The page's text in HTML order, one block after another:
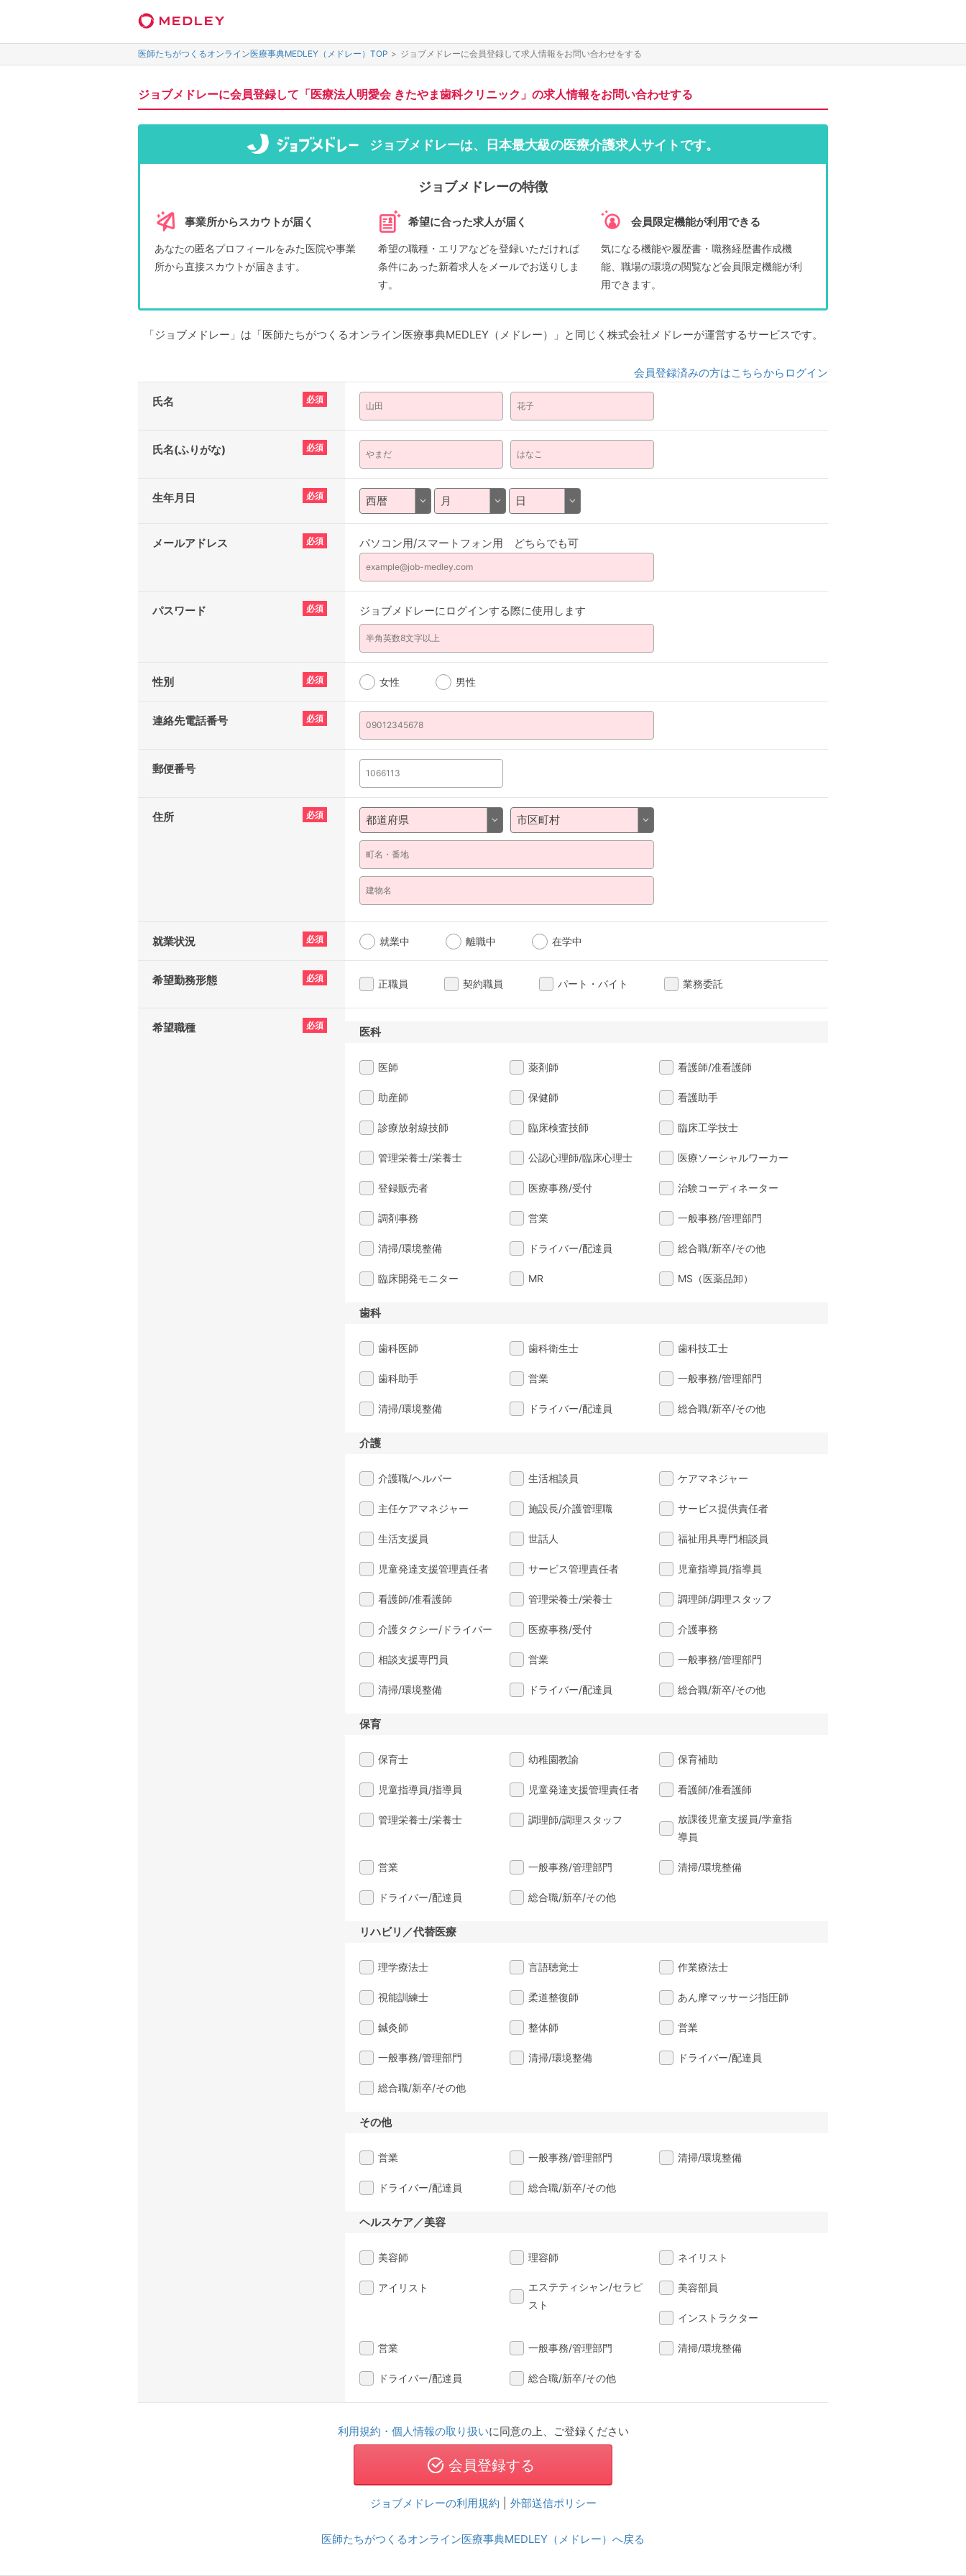
医師たちがつくるオンライン医療事典MEDLEY（メドレー）TOP > ジョブメドレーに会員登録して求人情報をお問い合わせをする
ジョブメドレーに会員登録して「医療法人明愛会 きたやま歯科クリニック」の求人情報をお問い合わせする
ジョブメドレーは、日本最大級の医療介護求人サイトです。
ジョブメドレーの特徴
事業所からスカウトが届く
あなたの匿名プロフィールをみた医院や事業
所から直接スカウトが届きます。
希望に合った求人が届く
希望の職種・エリアなどを登録いただければ
条件にあった新着求人をメールでお送りしま
す。
会員限定機能が利用できる
気になる機能や履歴書・職務経歴書作成機
能、職場の環境の閲覧など会員限定機能が利
用できます。
「ジョブメドレー」は「医師たちがつくるオンライン医療事典MEDLEY（メドレー）」と同じく株式会社メドレーが運営するサービスです。
会員登録済みの方はこちらからログイン
氏名 必須
氏名(ふりがな) 必須
生年月日 必須
メールアドレス 必須 パソコン用/スマートフォン用 どちらでも可
パスワード 必須 ジョブメドレーにログインする際に使用します
性別 必須 女性 男性
連絡先電話番号 必須
郵便番号
住所 必須
就業状況 必須 就業中 離職中 在学中
希望勤務形態 必須 正職員 契約職員 パート・バイト 業務委託
希望職種 必須 医科
医師 薬剤師 看護師/准看護師
助産師 保健師 看護助手
診療放射線技師 臨床検査技師 臨床工学技士
管理栄養士/栄養士 公認心理師/臨床心理士 医療ソーシャルワーカー
登録販売者 医療事務/受付 治験コーディネーター
調剤事務 営業 一般事務/管理部門
清掃/環境整備 ドライバー/配達員 総合職/新卒/その他
臨床開発モニター MR MS（医薬品卸）
歯科
歯科医師 歯科衛生士 歯科技工士
歯科助手 営業 一般事務/管理部門
清掃/環境整備 ドライバー/配達員 総合職/新卒/その他
介護
介護職/ヘルパー 生活相談員 ケアマネジャー
主任ケアマネジャー 施設長/介護管理職 サービス提供責任者
生活支援員 世話人 福祉用具専門相談員
児童発達支援管理責任者 サービス管理責任者 児童指導員/指導員
看護師/准看護師 管理栄養士/栄養士 調理師/調理スタッフ
介護タクシー/ドライバー 医療事務/受付 介護事務
相談支援専門員 営業 一般事務/管理部門
清掃/環境整備 ドライバー/配達員 総合職/新卒/その他
保育
保育士 幼稚園教諭 保育補助
児童指導員/指導員 児童発達支援管理責任者 看護師/准看護師
管理栄養士/栄養士 調理師/調理スタッフ
放課後児童支援員/学童指
導員
営業 一般事務/管理部門 清掃/環境整備
ドライバー/配達員 総合職/新卒/その他
リハビリ／代替医療
理学療法士 言語聴覚士 作業療法士
視能訓練士 柔道整復師 あん摩マッサージ指圧師
鍼灸師 整体師 営業
一般事務/管理部門 清掃/環境整備 ドライバー/配達員
総合職/新卒/その他
その他
営業 一般事務/管理部門 清掃/環境整備
ドライバー/配達員 総合職/新卒/その他
ヘルスケア／美容
美容師 理容師 ネイリスト
アイリスト
エステティシャン/セラピ
スト
美容部員
インストラクター
営業 一般事務/管理部門 清掃/環境整備
ドライバー/配達員 総合職/新卒/その他
利用規約・個人情報の取り扱いに同意の上、ご登録ください
ジョブメドレーの利用規約 外部送信ポリシー
医師たちがつくるオンライン医療事典MEDLEY（メドレー）へ戻る